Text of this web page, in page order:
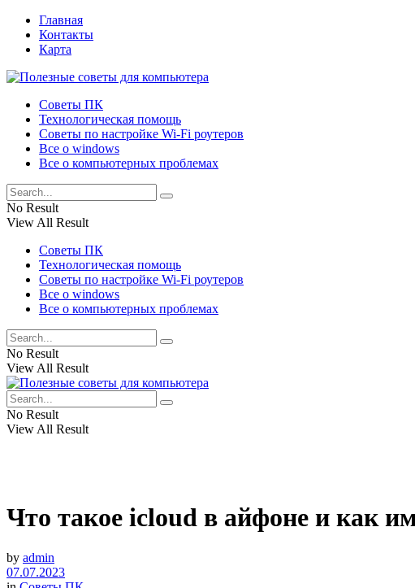
Главная
Контакты
Карта
Советы ПК
Технологическая помощь
Советы по настройке Wi-Fi роутеров
Все о windows
Все о компьютерных проблемах
No Result
View All Result
Советы ПК
Технологическая помощь
Советы по настройке Wi-Fi роутеров
Все о windows
Все о компьютерных проблемах
No Result
View All Result
No Result
View All Result
Что такое icloud в айфоне и как
by admin
07.07.2023